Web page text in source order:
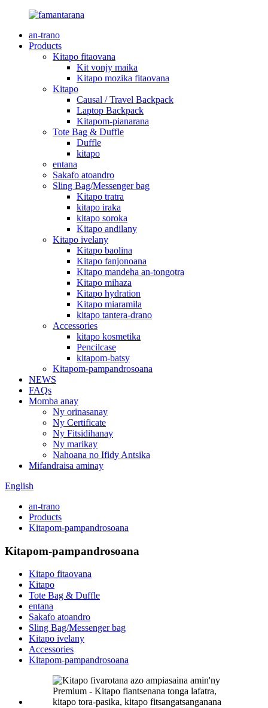
an-trano
Products
Kitapo fitaovana
Kit vonjy maika
Kitapo mozika fitaovana
Kitapo
Causal / Travel Backpack
Laptop Backpack
Kitapom-pianarana
Tote Bag & Duffle
Duffle
kitapo
entana
Sakafo atoandro
Sling Bag/Messenger bag
Kitapo tratra
kitapo iraka
kitapo soroka
Kitapo andilany
Kitapo ivelany
Kitapo baolina
Kitapo fanjonoana
Kitapo mandeha an-tongotra
Kitapo mihaza
Kitapo hydration
Kitapo miaramila
kitapo tantera-drano
Accessories
kitapo kosmetika
Pencilcase
kitapom-batsy
Kitapom-pampandrosoana
NEWS
FAQs
Momba anay
Ny orinasanay
Ny Certificate
Ny Fitsidihanay
Ny marikay
Nahoana no Ifidy Antsika
Mifandraisa aminay
English
an-trano
Products
Kitapom-pampandrosoana
Kitapom-pampandrosoana
Kitapo fitaovana
Kitapo
Tote Bag & Duffle
entana
Sakafo atoandro
Sling Bag/Messenger bag
Kitapo ivelany
Accessories
Kitapom-pampandrosoana